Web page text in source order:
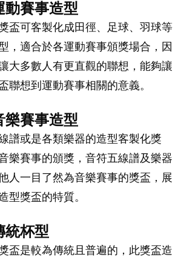
動賽事造型
盃可客製化成田徑、足球、羽球等
，適合於各運動賽事頒獎場合，因
大多數人有更直觀的聯想，能夠讓
聯想到運動賽事相關的意義。
樂賽事造型
譜或是各類樂器的造型客製化獎
樂賽事的頒獎，音符五線譜及樂器
人一目了然為音樂賽事的獎盃，展
型獎盃的特質。
統杯型
盃是較為傳統且普遍的，此獎盃造